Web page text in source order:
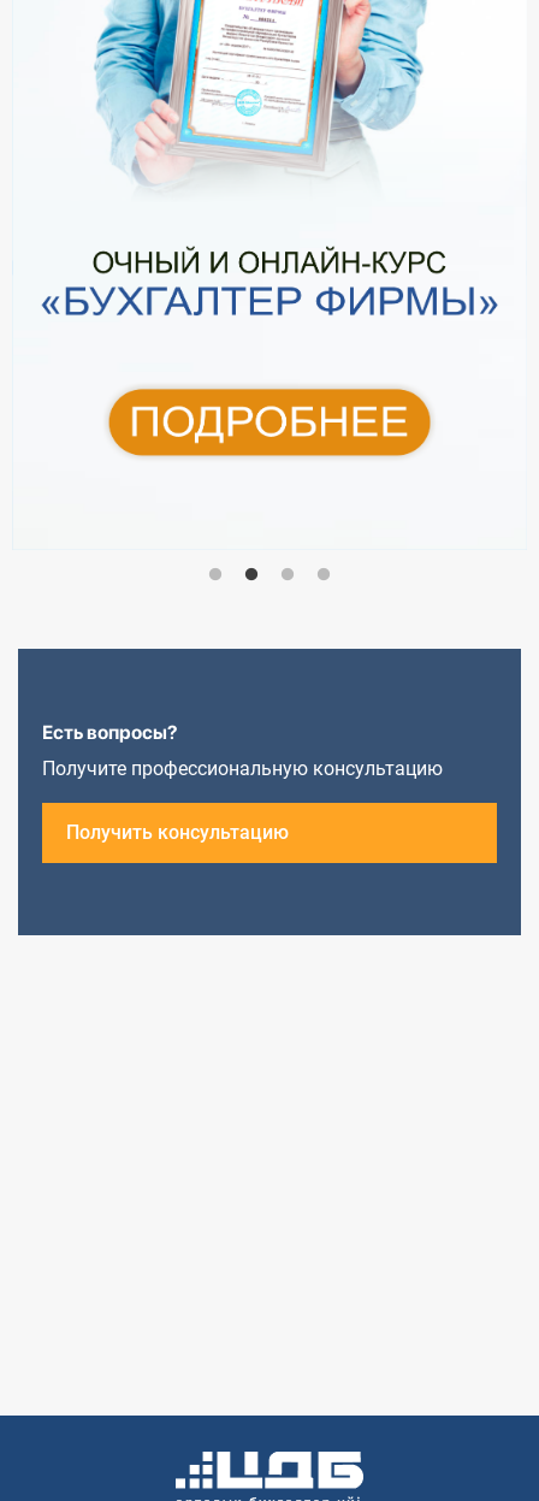
Есть вопросы?
Получите профессиональную консультацию
Получить консультацию